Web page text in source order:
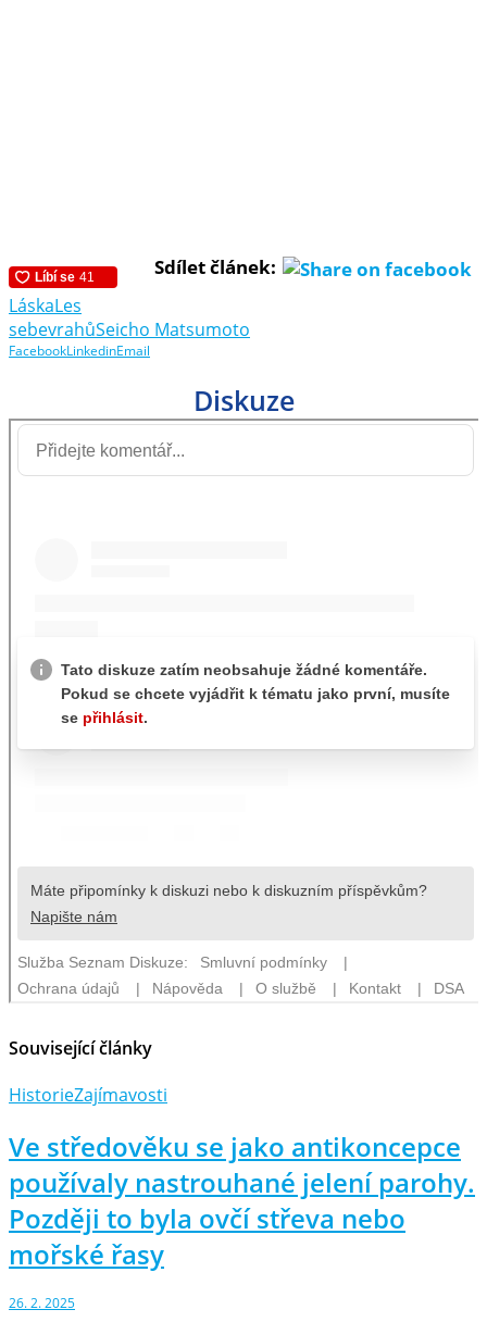
Sdílet článek:
LáskaLes
sebevrahůSeicho Matsumoto
FacebookLinkedinEmail
Diskuze
Související články
HistorieZajímavosti
Ve středověku se jako antikoncepce
používaly nastrouhané jelení parohy.
Později to byla ovčí střeva nebo
mořské řasy
26. 2. 2025